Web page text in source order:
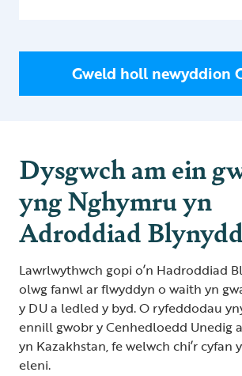
Gweld holl newyddion
Dysgwch am ein
yng Nghymru yn
Adroddiad
Lawrlwythwch gopi o’n Hadroddiad
olwg fanwl ar flwyddyn o waith yn
y DU a ledled y byd. O ryfeddodau
ennill gwobr y Cenhedloedd Unedig
yn Kazakhstan, fe welwch chi’r cyfan
eleni.